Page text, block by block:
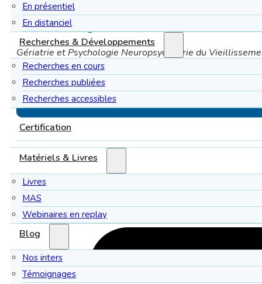
En présentiel
En distanciel
Recherches & Développements
Recherches en cours
Recherches publiées
Recherches accessibles
Certification
Matériels & Livres
Livres
MAS
Webinaires en replay
Blog
Nos inters
Témoignages
Erkes J., Bayard S. (2023)
Gériatrie et Psychologie Neuropsychiatrie du
Quels sont les effets de la méthode Montessori adaptée
Lien vers l'article (open access – article en accès